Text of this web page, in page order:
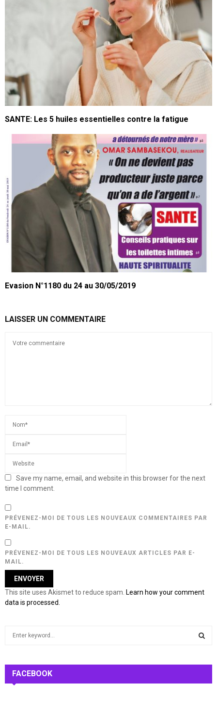
SANTE: Les 5 huiles essentielles contre la fatigue
Evasion N°1180 du 24 au 30/05/2019
LAISSER UN COMMENTAIRE
Save my name, email, and website in this browser for the next
time I comment.
PRÉVENEZ-MOI DE TOUS LES NOUVEAUX COMMENTAIRES PAR
E-MAIL.
PRÉVENEZ-MOI DE TOUS LES NOUVEAUX ARTICLES PAR E-
MAIL.
This site uses Akismet to reduce spam. Learn how your comment
data is processed.
h
FACEBOOK